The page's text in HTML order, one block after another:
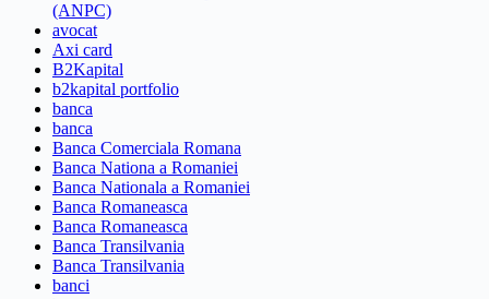
(ANPC)
avocat
Axi card
B2Kapital
b2kapital portfolio
banca
banca
Banca Comerciala Romana
Banca Nationa a Romaniei
Banca Nationala a Romaniei
Banca Romaneasca
Banca Romaneasca
Banca Transilvania
Banca Transilvania
banci